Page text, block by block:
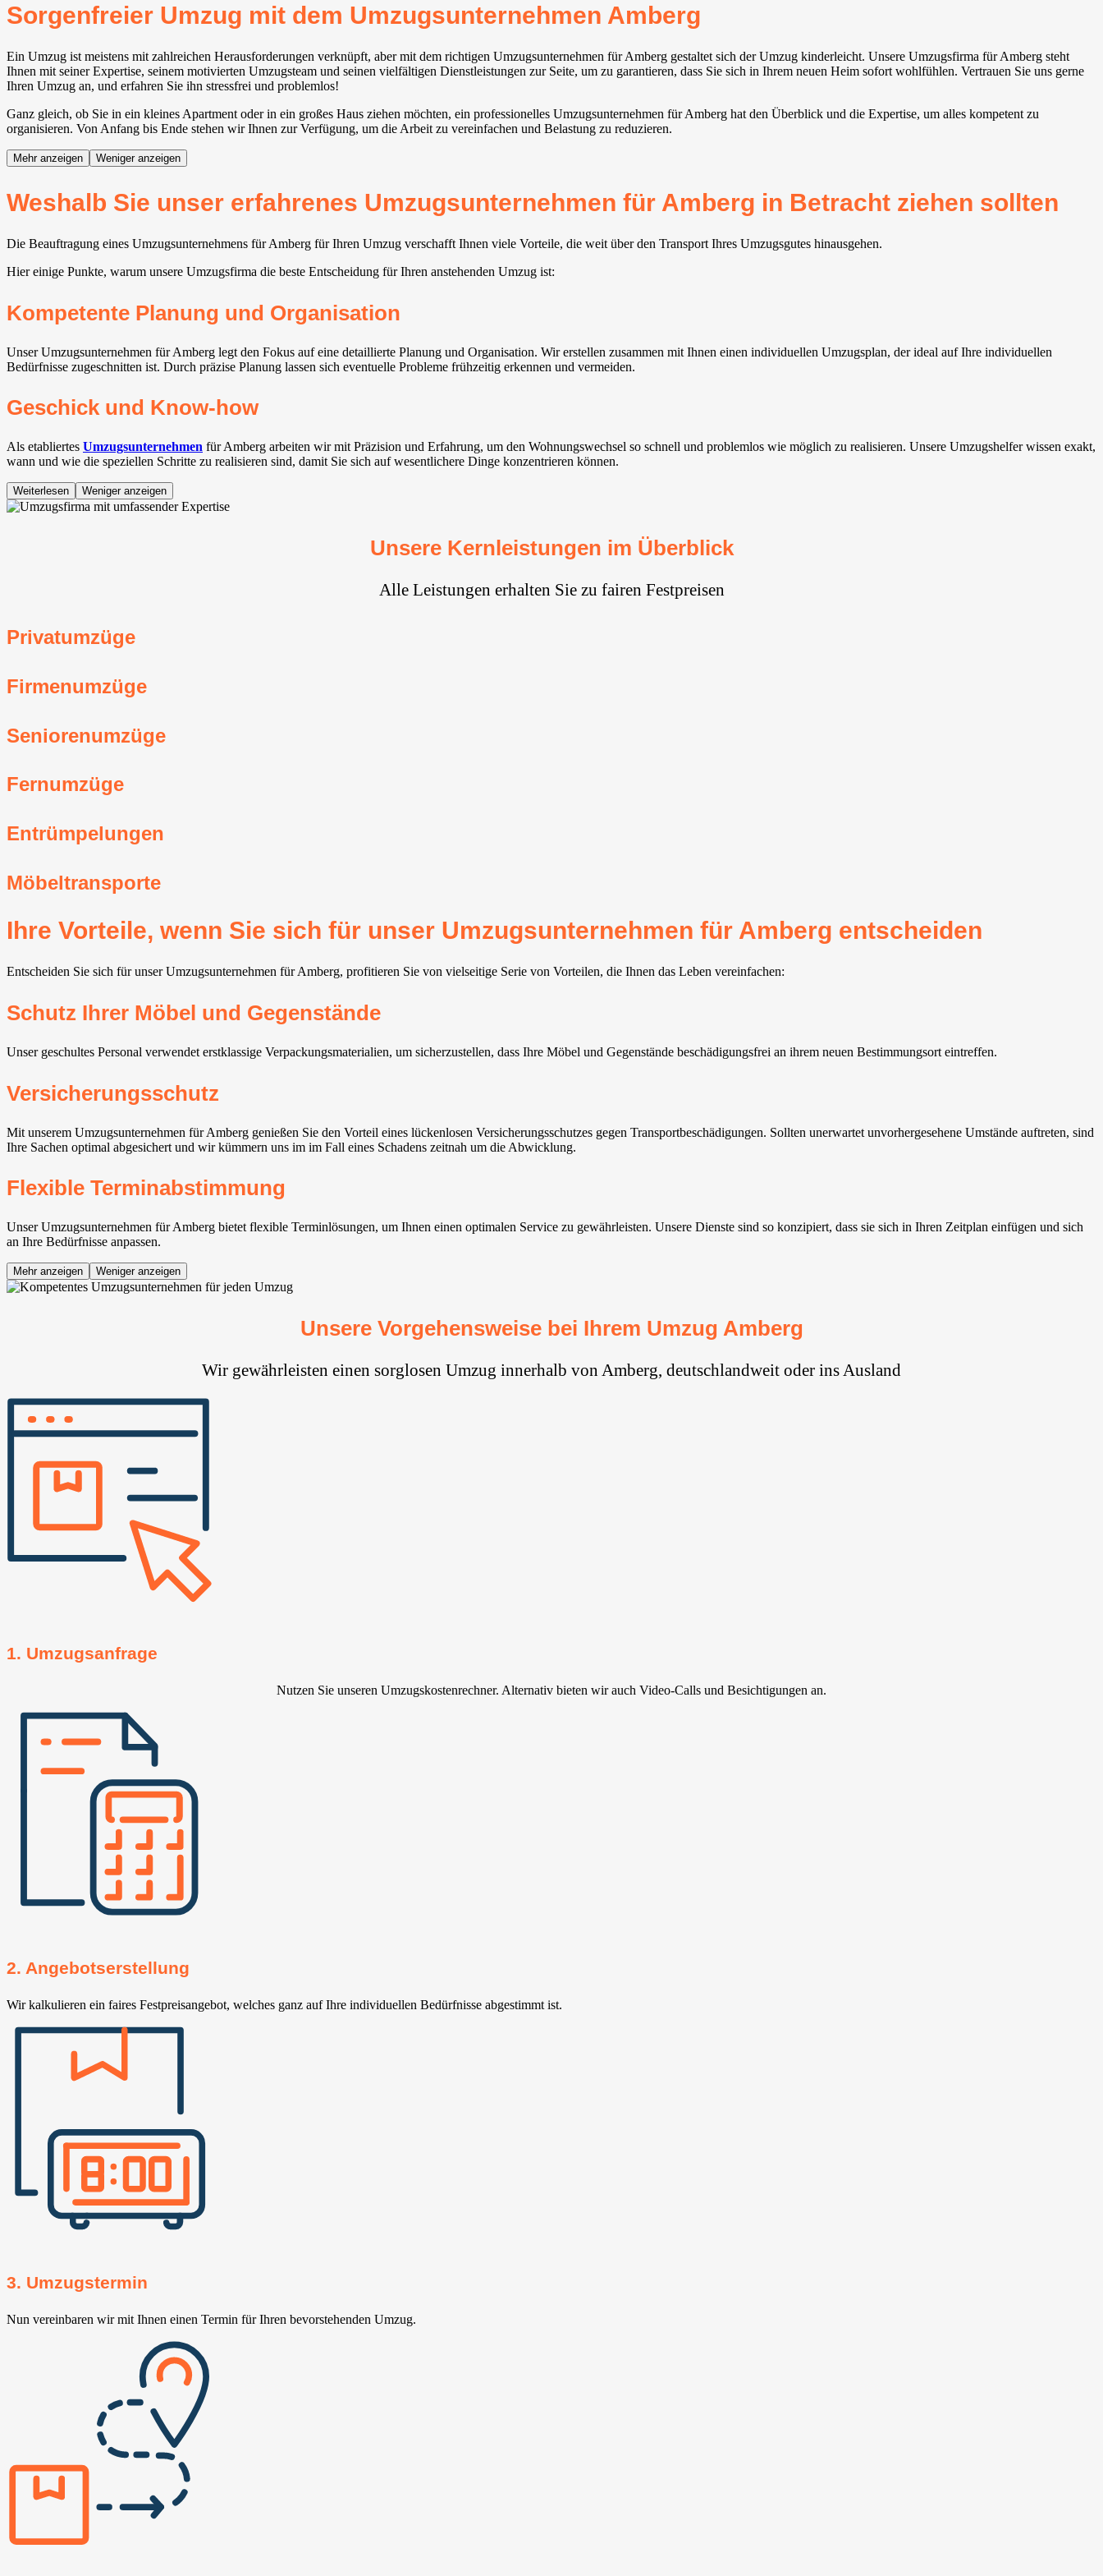
Sorgenfreier Umzug mit dem Umzugsunternehmen Amberg
Ein Umzug ist meistens mit zahlreichen Herausforderungen verknüpft, aber mit dem richtigen Umzugsunternehmen für Amberg gestaltet sich der Umzug kinderleicht. Unsere Umzugsfirma für Amberg steht
Ihnen mit seiner Expertise, seinem motivierten Umzugsteam und seinen vielfältigen Dienstleistungen zur Seite, um zu garantieren, dass Sie sich in Ihrem neuen Heim sofort wohlfühlen. Vertrauen Sie uns gerne
Ihren Umzug an, und erfahren Sie ihn stressfrei und problemlos!
Ganz gleich, ob Sie in ein kleines Apartment oder in ein großes Haus ziehen möchten, ein professionelles Umzugsunternehmen für Amberg hat den Überblick und die Expertise, um alles kompetent zu
organisieren. Von Anfang bis Ende stehen wir Ihnen zur Verfügung, um die Arbeit zu vereinfachen und Belastung zu reduzieren.
Mehr anzeigen Weniger anzeigen
Weshalb Sie unser erfahrenes Umzugsunternehmen für Amberg in Betracht ziehen sollten
Die Beauftragung eines Umzugsunternehmens für Amberg für Ihren Umzug verschafft Ihnen viele Vorteile, die weit über den Transport Ihres Umzugsgutes hinausgehen.
Hier einige Punkte, warum unsere Umzugsfirma die beste Entscheidung für Ihren anstehenden Umzug ist:
Kompetente Planung und Organisation
Unser Umzugsunternehmen für Amberg legt den Fokus auf eine detaillierte Planung und Organisation. Wir erstellen zusammen mit Ihnen einen individuellen Umzugsplan, der ideal auf Ihre individuellen
Bedürfnisse zugeschnitten ist. Durch präzise Planung lassen sich eventuelle Probleme frühzeitig erkennen und vermeiden.
Geschick und Know-how
Als etabliertes Umzugsunternehmen für Amberg arbeiten wir mit Präzision und Erfahrung, um den Wohnungswechsel so schnell und problemlos wie möglich zu realisieren. Unsere Umzugshelfer wissen exakt,
wann und wie die speziellen Schritte zu realisieren sind, damit Sie sich auf wesentlichere Dinge konzentrieren können.
Weiterlesen Weniger anzeigen
Unsere Kernleistungen im Überblick
Alle Leistungen erhalten Sie zu fairen Festpreisen
Privatumzüge
Firmenumzüge
Seniorenumzüge
Fernumzüge
Entrümpelungen
Möbeltransporte
Ihre Vorteile, wenn Sie sich für unser Umzugsunternehmen für Amberg entscheiden
Entscheiden Sie sich für unser Umzugsunternehmen für Amberg, profitieren Sie von vielseitige Serie von Vorteilen, die Ihnen das Leben vereinfachen:
Schutz Ihrer Möbel und Gegenstände
Unser geschultes Personal verwendet erstklassige Verpackungsmaterialien, um sicherzustellen, dass Ihre Möbel und Gegenstände beschädigungsfrei an ihrem neuen Bestimmungsort eintreffen.
Versicherungsschutz
Mit unserem Umzugsunternehmen für Amberg genießen Sie den Vorteil eines lückenlosen Versicherungsschutzes gegen Transportbeschädigungen. Sollten unerwartet unvorhergesehene Umstände auftreten, sind
Ihre Sachen optimal abgesichert und wir kümmern uns im im Fall eines Schadens zeitnah um die Abwicklung.
Flexible Terminabstimmung
Unser Umzugsunternehmen für Amberg bietet flexible Terminlösungen, um Ihnen einen optimalen Service zu gewährleisten. Unsere Dienste sind so konzipiert, dass sie sich in Ihren Zeitplan einfügen und sich
an Ihre Bedürfnisse anpassen.
Mehr anzeigen Weniger anzeigen
Unsere Vorgehensweise bei Ihrem Umzug Amberg
Wir gewährleisten einen sorglosen Umzug innerhalb von Amberg, deutschlandweit oder ins Ausland
1. Umzugsanfrage
Nutzen Sie unseren Umzugskostenrechner. Alternativ bieten wir auch Video-Calls und Besichtigungen an.
2. Angebotserstellung
Wir kalkulieren ein faires Festpreisangebot, welches ganz auf Ihre individuellen Bedürfnisse abgestimmt ist.
3. Umzugstermin
Nun vereinbaren wir mit Ihnen einen Termin für Ihren bevorstehenden Umzug.